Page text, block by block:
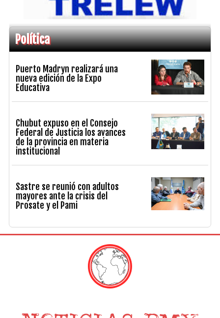
Política
Puerto Madryn realizará una
nueva edición de la Expo
Educativa
Chubut expuso en el Consejo
Federal de Justicia los avances
de la provincia en materia
institucional
Sastre se reunió con adultos
mayores ante la crisis del
Prosate y el Pami